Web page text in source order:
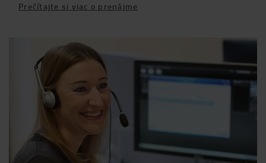
Prečítajte si viac o prenájme